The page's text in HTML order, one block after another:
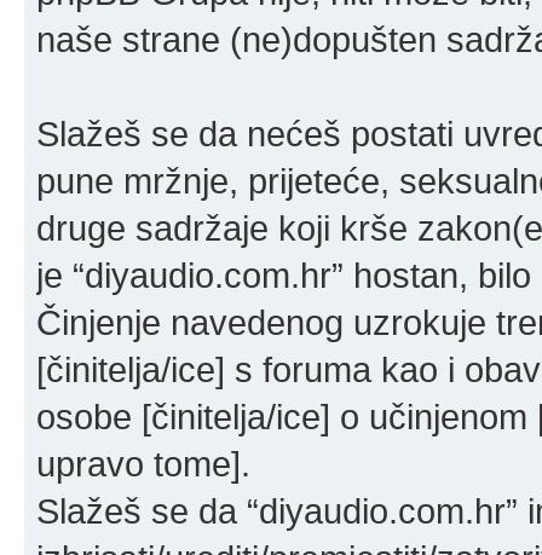
naše strane (ne)dopušten
Slažeš se da nećeš postati
pune mržnje, prijeteće,
druge sadržaje koji krše
je “diyaudio.com.hr” hostan,
Činjenje navedenog uzrokuje
[činitelja/ice] s foruma kao i
osobe [činitelja/ice] o
upravo tome].
Slažeš se da “diyaudio.com.hr”